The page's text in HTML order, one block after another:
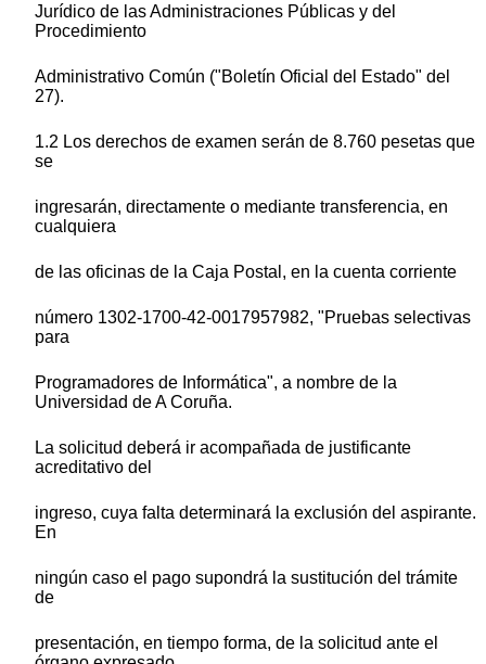
Jurídico de las Administraciones Públicas y del
Procedimiento
Administrativo Común ("Boletín Oficial del Estado" del
27).
1.2 Los derechos de examen serán de 8.760 pesetas que
se
ingresarán, directamente o mediante transferencia, en
cualquiera
de las oficinas de la Caja Postal, en la cuenta corriente
número 1302-1700-42-0017957982, "Pruebas selectivas
para
Programadores de Informática", a nombre de la
Universidad de A Coruña.
La solicitud deberá ir acompañada de justificante
acreditativo del
ingreso, cuya falta determinará la exclusión del aspirante.
En
ningún caso el pago supondrá la sustitución del trámite
de
presentación, en tiempo forma, de la solicitud ante el